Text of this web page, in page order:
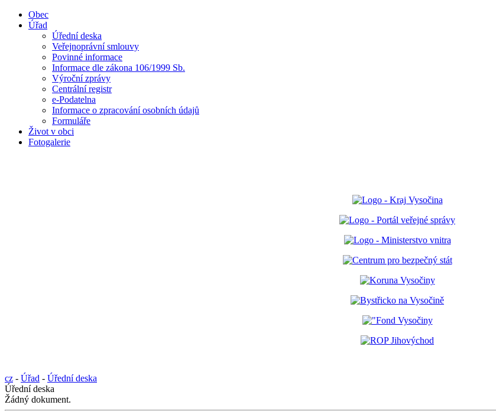
Obec
Úřad
Úřední deska
Veřejnoprávní smlouvy
Povinné informace
Informace dle zákona 106/1999 Sb.
Výroční zprávy
Centrální registr
e-Podatelna
Informace o zpracování osobních údajů
Formuláře
Život v obci
Fotogalerie
cz - Úřad - Úřední deska
Úřední deska
Žádný dokument.